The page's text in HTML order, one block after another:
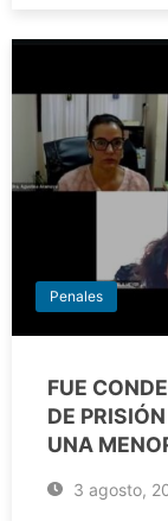
Penales
FUE
DE
UNA
3 agosto,